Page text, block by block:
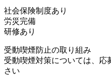
社会保険制度あり
労災完備
研修あり
受動喫煙防止の取り組み
受動喫煙対策については、
さい